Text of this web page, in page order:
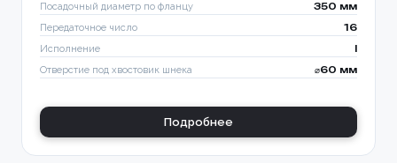
Посадочный диаметр по фланцу 350 мм
Передаточное число 16
Исполнение
Отверстие под хвостовик шнека ⌀60 мм
Подробнее